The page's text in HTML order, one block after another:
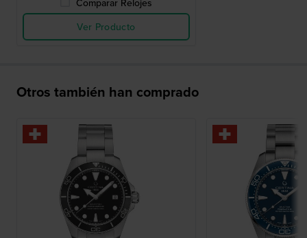
Comparar Relojes
Ver Producto
Otros también han comprado